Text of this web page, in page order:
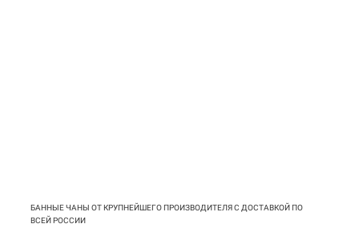
БАННЫЕ ЧАНЫ ОТ КРУПНЕЙШЕГО ПРОИЗВОДИТЕЛЯ С ДОСТАВКОЙ ПО
ВСЕЙ РОССИИ